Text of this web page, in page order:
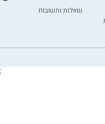
שאלות ותשובות